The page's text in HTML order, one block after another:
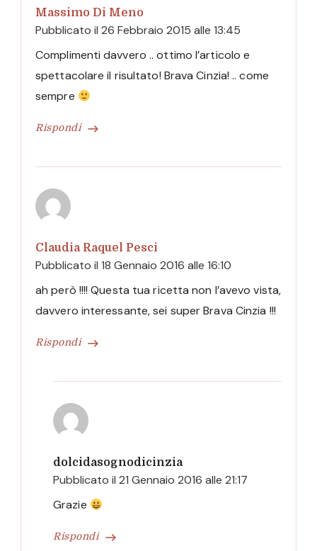
Massimo Di Meno
Pubblicato il 26 Febbraio 2015 alle 13:45
Rispondi
Complimenti davvero .. ottimo l’articolo e
spettacolare il risultato! Brava Cinzia! .. come
sempre
Claudia Raquel Pesci
Pubblicato il 18 Gennaio 2016 alle 16:10
Rispondi
ah però !!!! Questa tua ricetta non l’avevo vista,
davvero interessante, sei super Brava Cinzia !!!
dolcidasognodicinzia
Pubblicato il 21 Gennaio 2016 alle 21:17
Rispondi
Grazie